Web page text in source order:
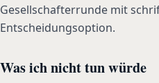
Gesellschafterrunde mit
Entscheidungsoption.
Was ich nicht tun würde